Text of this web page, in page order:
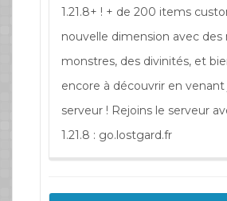
1.21.8+ ! + de 200 items
nouvelle dimension avec des
monstres, des divinités, et
encore à découvrir en venant
serveur ! Rejoins le serveur
1.21.8 : go.lostgard.fr